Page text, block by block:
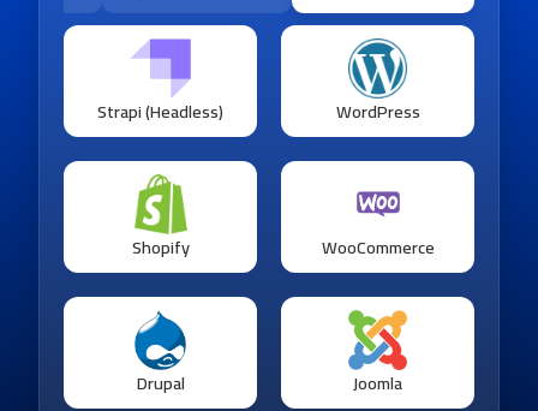
WordPress
Strapi (Headless)
WooCommerce
Shopify
Joomla
Drupal